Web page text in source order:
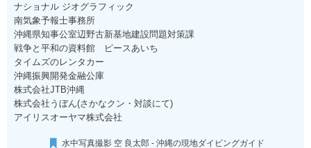
ナショナル ジオグラフィック
南気象予報士事務所
沖縄県知事公室辺野古新基地建設問題対策課
戦争と平和の資料館 ピースあいち
タイムズのレンタカー
沖縄振興開発金融公庫
株式会社JTB沖縄
株式会社うぼん(さかなクン・対談にて)
アイリスオーヤマ株式会社
水中写真撮影 空 良太郎 - 沖縄の現地ダイビングガイド